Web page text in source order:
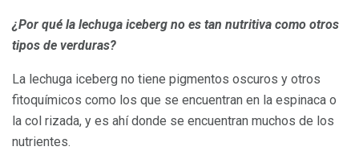
¿Por qué la lechuga iceberg no es tan nutritiva como otros
tipos de verduras?
La lechuga iceberg no tiene pigmentos oscuros y otros
fitoquímicos como los que se encuentran en la espinaca o
la col rizada, y es ahí donde se encuentran muchos de los
nutrientes.